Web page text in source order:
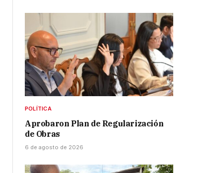
POLÍTICA
Aprobaron Plan de Regularización
de Obras
6 de agosto de 2026